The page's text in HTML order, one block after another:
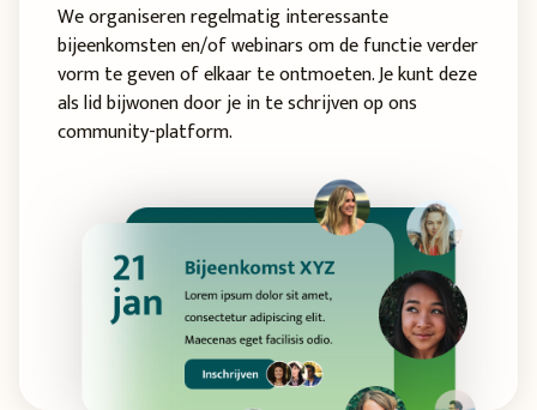
We organiseren regelmatig interessante
bijeenkomsten en/of webinars om de functie verder
vorm te geven of elkaar te ontmoeten. Je kunt deze
als lid bijwonen door je in te schrijven op ons
community-platform.